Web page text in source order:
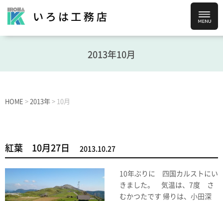
2013年10月
HOME > 2013年 > 10月
紅葉 10月27日 2013.10.27
10年ぶりに 四国カルストにい
きました。 気温は、7度 さ
むかつたです 帰りは、小田深